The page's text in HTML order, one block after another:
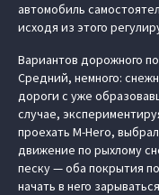
автомобиль
исходя из этого
Вариантов дорожного
Средний, немного:
дороги с уже
случае,
проехать M-Hero,
движение по рыхлому
песку — оба покрытия
начать в него